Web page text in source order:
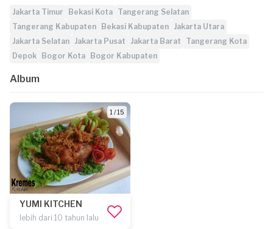
Jakarta Timur
Bekasi Kota Tangerang Selatan
Tangerang Kabupaten
Bekasi Kabupaten Jakarta Utara
Jakarta Selatan Jakarta Pusat Jakarta Barat
Tangerang Kota
Depok
Bogor Kota Bogor Kabupaten
Album
1 / 15
YUMI KITCHEN
lebih dari 10 tahun lalu